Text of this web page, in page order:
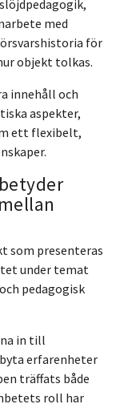
med
för
objekt tolkas.
innehåll och
aspekter,
ett flexibelt,
som presenteras
under temat
pedagogisk
in till
erfarenheter
träffats både
roll har